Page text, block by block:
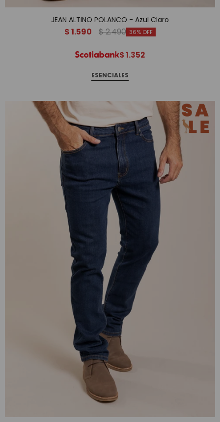
JEAN ALTINO POLANCO - Azul Claro
$1.590 $2.490 36
$1.352
ESENCIALES